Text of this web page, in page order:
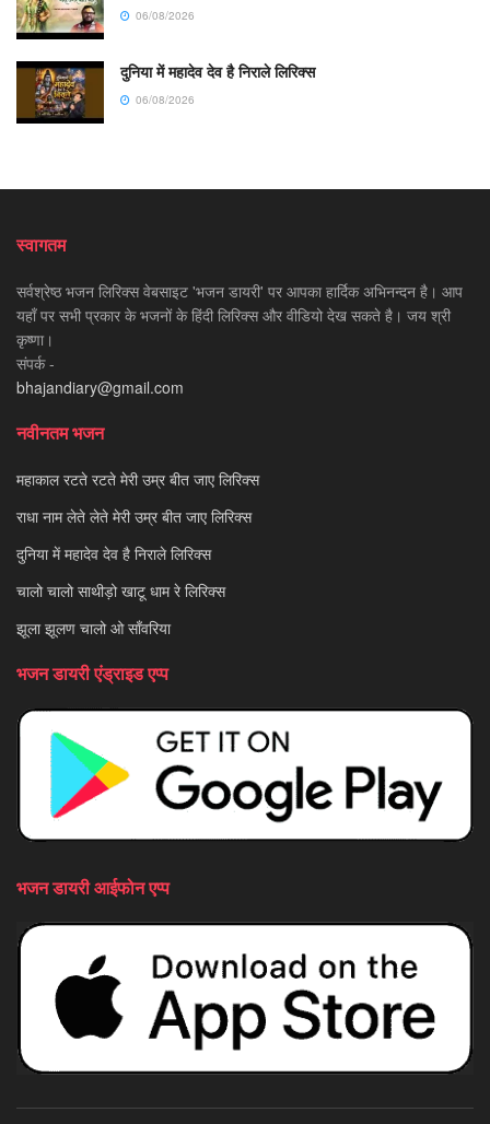
06/08/2026
दुनिया में महादेव देव है निराले लिरिक्स
06/08/2026
स्वागतम
सर्वश्रेष्ठ भजन लिरिक्स वेबसाइट 'भजन डायरी' पर आपका हार्दिक अभिनन्दन है। आप
यहाँ पर सभी प्रकार के भजनों के हिंदी लिरिक्स और वीडियो देख सकते है। जय श्री
कृष्णा।
संपर्क -
bhajandiary@gmail.com
नवीनतम भजन
महाकाल रटते रटते मेरी उम्र बीत जाए लिरिक्स
राधा नाम लेते लेते मेरी उम्र बीत जाए लिरिक्स
दुनिया में महादेव देव है निराले लिरिक्स
चालो चालो साथीड़ो खाटू धाम रे लिरिक्स
झूला झूलण चालो ओ साँवरिया
भजन डायरी एंड्राइड एप्प
भजन डायरी आईफोन एप्प